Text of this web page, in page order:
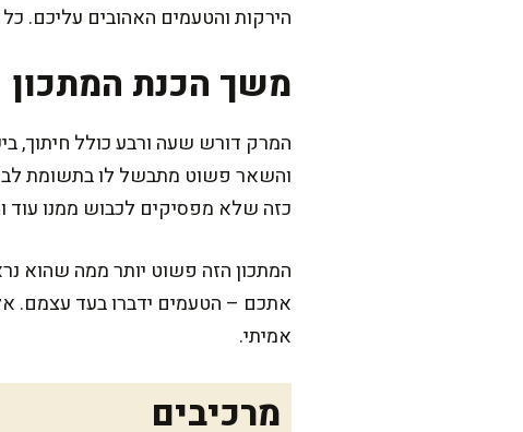
הירקות והטעמים האהובים עליכם.
משך הכנת המתכון
המרק דורש שעה ורבע כולל חיתוך,
והשאר פשוט מתבשל לו בתשומת לב
כזה שלא מפסיקים לכבוש ממנו עוד
המתכון הזה פשוט יותר ממה שהוא
אתכם – הטעמים ידברו בעד עצמם.
אמיתי.
מרכיבים